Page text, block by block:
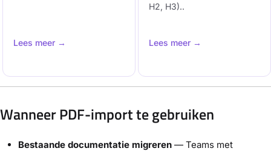
Lees meer →
H2, H3)..
Lees meer →
Wanneer PDF-import te gebruiken
Bestaande documentatie migreren — Teams met